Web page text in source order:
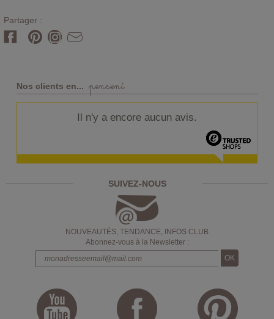
Partager :
Nos clients en... pensent
Il n'y a encore aucun avis.
SUIVEZ-NOUS
NOUVEAUTÉS, TENDANCE, INFOS CLUB
Abonnez-vous à la Newsletter :